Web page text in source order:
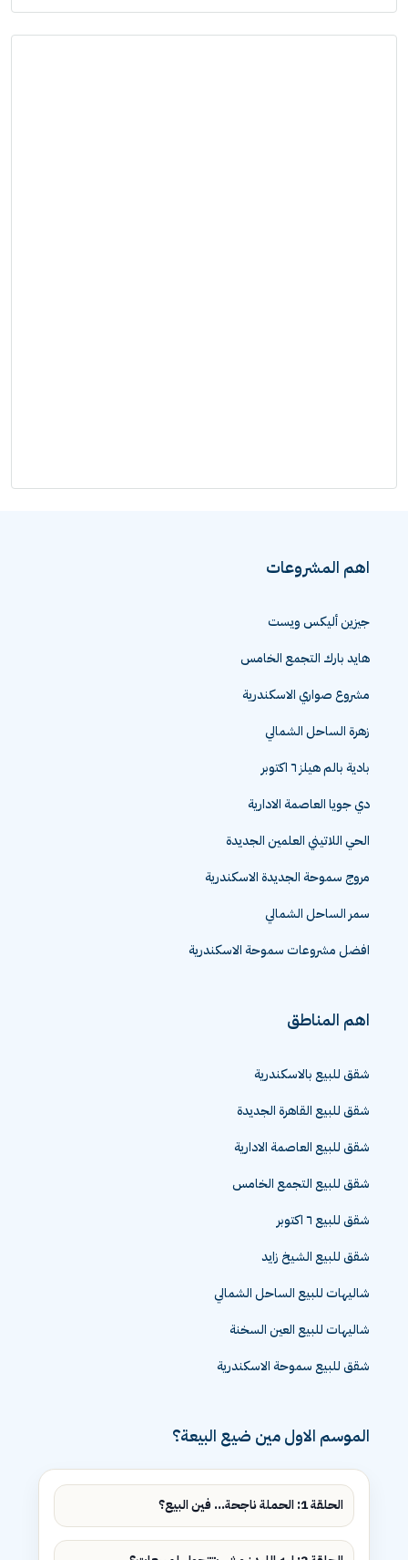
اهم المشروعات
جيزين أليكس ويست
هايد بارك التجمع الخامس
مشروع صواري الاسكندرية
زهرة الساحل الشمالي
بادية بالم هيلز ٦ اكتوبر
دي جويا العاصمة الادارية
الحي اللاتيني العلمين الجديدة
مروج سموحة الجديدة الاسكندرية
سمر الساحل الشمالي
افضل مشروعات سموحة الاسكندرية
اهم المناطق
شقق للبيع بالاسكندرية
شقق للبيع القاهرة الجديدة
شقق للبيع العاصمة الادارية
شقق للبيع التجمع الخامس
شقق للبيع ٦ اكتوبر
شقق للبيع الشيخ زايد
شاليهات للبيع الساحل الشمالي
شاليهات للبيع العين السخنة
شقق للبيع سموحة الاسكندرية
الموسم الاول مين ضيع البيعة؟
الحلقة 1: الحملة ناجحة... فين البيع؟